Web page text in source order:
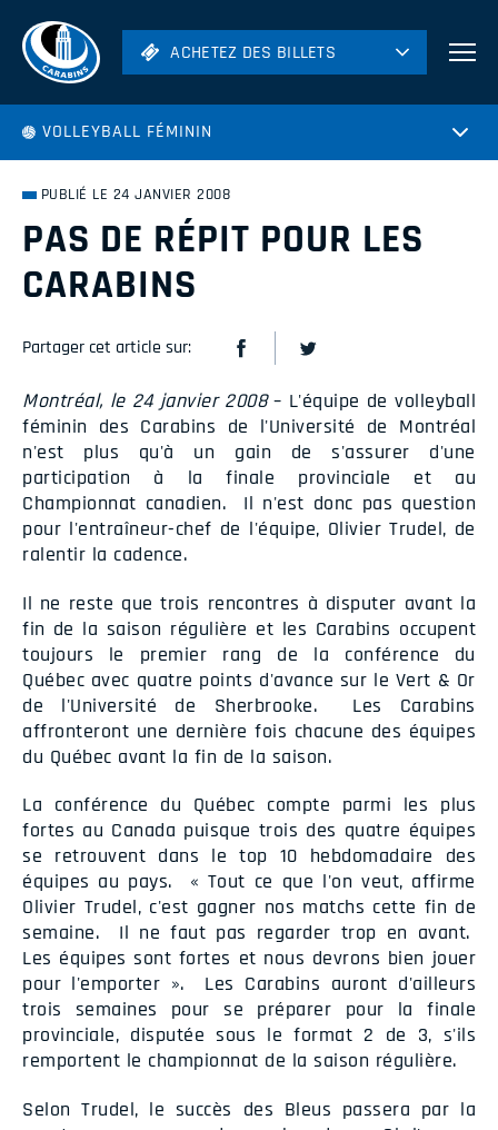
ACHETEZ DES BILLETS
Hockey
Rugby
ACHETEZ DES BILLETS
VOLLEYBALL FÉMININ
PUBLIÉ LE 24 JANVIER 2008
PAS DE RÉPIT POUR LES
CARABINS
Partager cet article sur:
Montréal, le 24 janvier 2008– L'équipe de volleyball
féminin des Carabins de l'Université de Montréal
n'est plus qu'à un gain de s'assurer d'une
participation à la finale provinciale et au
Championnat canadien. Il n'est donc pas question
pour l'entraîneur-chef de l'équipe, Olivier Trudel, de
ralentir la cadence.
Il ne reste que trois rencontres à disputer avant la
fin de la saison régulière et les Carabins occupent
toujours le premier rang de la conférence du
Québec avec quatre points d'avance sur le Vert & Or
de l'Université de Sherbrooke. Les Carabins
affronteront une dernière fois chacune des équipes
du Québec avant la fin de la saison.
La conférence du Québec compte parmi les plus
fortes au Canada puisque trois des quatre équipes
se retrouvent dans le top 10 hebdomadaire des
équipes au pays. « Tout ce que l'on veut, affirme
Olivier Trudel, c'est gagner nos matchs cette fin de
semaine. Il ne faut pas regarder trop en avant.
Les équipes sont fortes et nous devrons bien jouer
pour l'emporter ». Les Carabins auront d'ailleurs
trois semaines pour se préparer pour la finale
provinciale, disputée sous le format 2 de 3, s'ils
remportent le championnat de la saison régulière.
Selon Trudel, le succès des Bleus passera par la